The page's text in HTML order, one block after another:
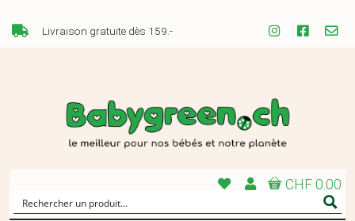
Livraison gratuite dès 159.-
CHF 0.00